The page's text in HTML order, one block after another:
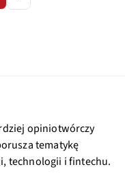
opiniotwórczy
tematykę
technologii i fintechu.